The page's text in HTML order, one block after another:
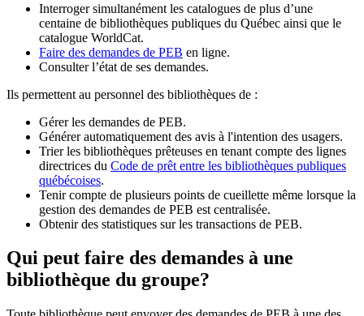
Interroger simultanément les catalogues de plus d’une
centaine de bibliothèques publiques du Québec ainsi que le
catalogue WorldCat.
Faire des demandes de PEB en ligne.
Consulter l’état de ses demandes.
Ils permettent au personnel des bibliothèques de :
Gérer les demandes de PEB.
Générer automatiquement des avis à l'intention des usagers.
Trier les bibliothèques prêteuses en tenant compte des lignes
directrices du Code de prêt entre les bibliothèques publiques
québécoises.
Tenir compte de plusieurs points de cueillette même lorsque la
gestion des demandes de PEB est centralisée.
Obtenir des statistiques sur les transactions de PEB.
Qui peut faire des demandes à une
bibliothèque du groupe?